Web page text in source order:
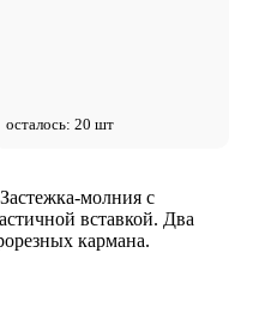
осталось: 20 шт
молния с
вставкой. Два
кармана.